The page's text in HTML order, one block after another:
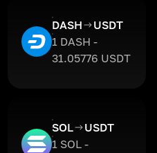
DASH
USDT
1 DASH -
31.05776 USDT
SOL
USDT
1 SOL -